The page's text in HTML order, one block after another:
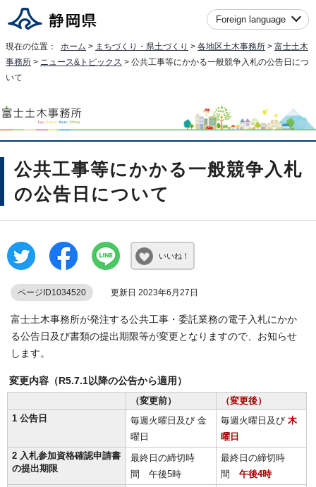
Foreign language
現在の位置： ホーム > まちづくり・県土づくり > 各地区土木事務所 > 富士土木
事務所 > ニュース&トピックス > 公共工事等にかかる一般競争入札の公告日につ
いて
公共工事等にかかる一般競争入札
の公告日について
いいね！
ページID1034520 更新日 2023年6月27日
富士土木事務所が発注する公共工事・委託業務の電子入札にかか
る公告日及び書類の提出期限等が変更となりますので、お知らせ
します。
変更内容（R5.7.1以降の公告から適用）
（変更前）
（変更後）
1 公告日
毎週火曜日及び 金
曜日
毎週火曜日及び 木
曜日
2 入札参加資格確認申請書
の提出期限
最終日の締切時
間 午後5時
最終日の締切時
間 午後4時